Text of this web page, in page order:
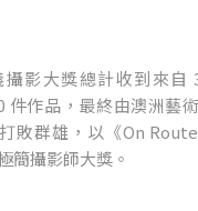
影大獎總計收到來自
件作品，最終由澳洲藝
敗群雄，以《On
簡攝影師大獎。